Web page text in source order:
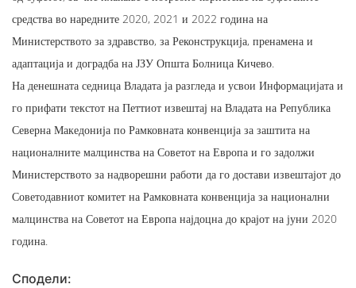
средства во наредните 2020, 2021 и 2022 година на
Министерството за здравство, за Реконструкција, пренамена и
адаптација и доградба на ЈЗУ Општа Болница Кичево.
На денешната седница Владата ја разгледа и усвои Информацијата и
го прифати текстот на Петтиот извештај на Владата на Република
Северна Македонија по Рамковната конвенција за заштита на
националните малцинства на Советот на Европа и го задолжи
Министерството за надворешни работи да го достави извештајот до
Советодавниот комитет на Рамковната конвенција за национални
малцинства на Советот на Европа најдоцна до крајот на јуни 2020
година.
Сподели: